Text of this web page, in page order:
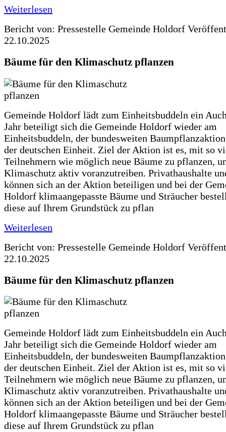
Weiterlesen
Bericht von: Pressestelle Gemeinde Holdorf
22.10.2025
Bäume für den Klimaschutz pflanzen
Gemeinde Holdorf lädt zum Einheitsbuddeln ein
Jahr beteiligt sich die Gemeinde Holdorf wieder am
Einheitsbuddeln, der bundesweiten
der deutschen Einheit. Ziel der Aktion ist es, mit so
Teilnehmern wie möglich neue Bäume zu pflanzen,
Klimaschutz aktiv voranzutreiben. Privathaushalte
können sich an der Aktion beteiligen und bei der
Holdorf klimaangepasste Bäume und Sträucher
diese auf Ihrem Grundstück zu pflan
Weiterlesen
Bericht von: Pressestelle Gemeinde Holdorf
22.10.2025
Bäume für den Klimaschutz pflanzen
Gemeinde Holdorf lädt zum Einheitsbuddeln ein
Jahr beteiligt sich die Gemeinde Holdorf wieder am
Einheitsbuddeln, der bundesweiten
der deutschen Einheit. Ziel der Aktion ist es, mit so
Teilnehmern wie möglich neue Bäume zu pflanzen,
Klimaschutz aktiv voranzutreiben. Privathaushalte
können sich an der Aktion beteiligen und bei der
Holdorf klimaangepasste Bäume und Sträucher
diese auf Ihrem Grundstück zu pflan